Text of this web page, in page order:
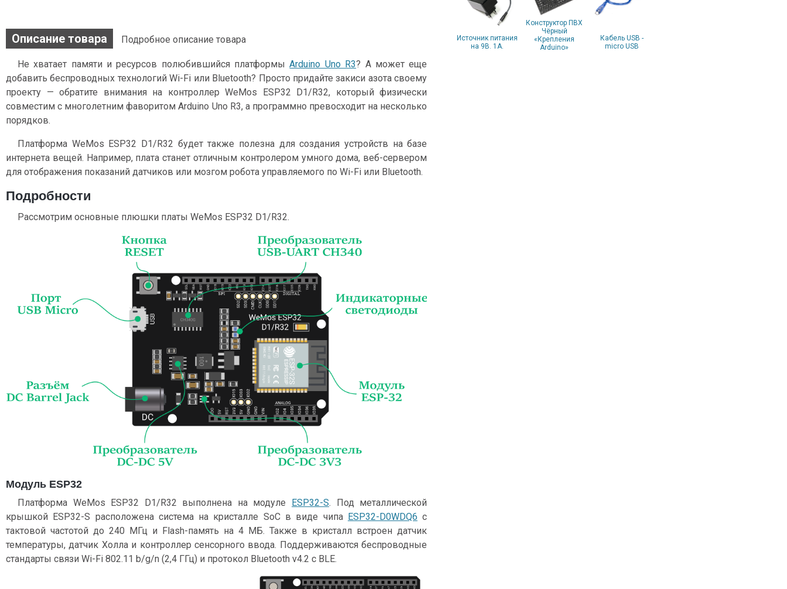
Источник питания
на 9В. 1А.
Конструктор ПВХ
Чёрный
«Крепления
Arduino»
Кабель USB -
micro USB
Описание товара Подробное описание товара
Не хватает памяти и ресурсов полюбившийся платформыArduino Uno R3? А может еще
добавить беспроводных технологий Wi-Fi или Bluetooth? Просто придайте закиси азота своему
проекту — обратите внимания на контроллер WeMos ESP32 D1/R32, который физически
совместим с многолетним фаворитом Arduino Uno R3, а программно превосходит на несколько
порядков.
Платформа WeMos ESP32 D1/R32 будет также полезна для создания устройств на базе
интернета вещей. Например, плата станет отличным контролером умного дома, веб-сервером
для отображения показаний датчиков или мозгом робота управляемого по Wi-Fi или Bluetooth.
Подробности
Рассмотрим основные плюшки платы WeMos ESP32 D1/R32.
Модуль ESP32
Платформа WeMos ESP32 D1/R32 выполнена на модуле ESP32-S. Под металлической
крышкой ESP32-S расположена система на кристалле SoC в виде чипа ESP32-D0WDQ6 с
тактовой частотой до 240 МГц и Flash-память на 4 МБ. Также в кристалл встроен датчик
температуры, датчик Холла и контроллер сенсорного ввода. Поддерживаются беспроводные
стандарты связи Wi-Fi 802.11 b/g/n (2,4 ГГц) и протокол Bluetooth v4.2 с BLE.